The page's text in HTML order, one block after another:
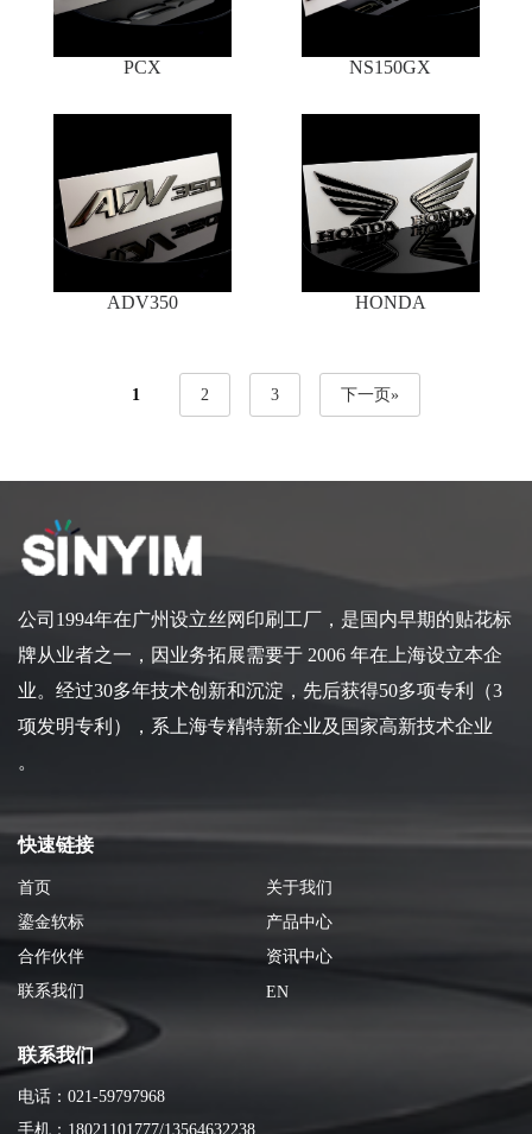
PCX NS150GX
ADV350 HONDA
1 2 3 下一页»
公司1994年在广州设立丝网印刷工厂，是国内早期的贴花标
牌从业者之一，因业务拓展需要于 2006 年在上海设立本企
业。经过30多年技术创新和沉淀，先后获得50多项专利（3
项发明专利），系上海专精特新企业及国家高新技术企业
。
快速链接
首页
关于我们
鎏金软标
产品中心
合作伙伴
资讯中心
联系我们
EN
联系我们
电话：021-59797968
手机：18021101777/13564632238